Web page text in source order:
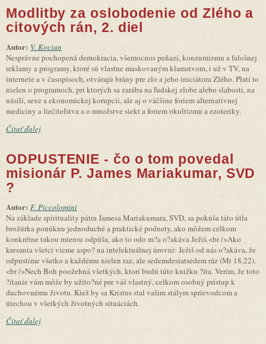
Modlitby za oslobodenie od Zlého a
citových rán, 2. diel
Autor: V. Kocian
Nesprávne pochopená demokracia, všemocnos peňazí, konzumizmu a falošnej
reklamy a programy, ktoré sú vlastne maskovaným klamstvom, i už v TV, na
internete a v časopisoch, otvárajú brány pre zlo a jeho iniciátora Zlého. Platí to
nielen o programoch, pri ktorých sa zarába na ľudskej zlobe alebo slabosti, na
násilí, sexe a ekonomickej korupcii, ale aj o väčšine foriem alternatívnej
medicíny a liečiteľstva a o množstve siekt a foriem okultizmu a ezoteriky.
Čítať ďalej
ODPUSTENIE - čo o tom povedal
misionár P. James Mariakumar, SVD
?
Autor: F. Piccolomini
Na základe spirituality pátra Jamesa Mariakumara, SVD, sa pokúša táto útla
brožúrka ponúknu jednoduché a praktické podnety, ako môžem celkom
konkrétne takou mierou odpúša, ako to odo m?a o?akáva Ježiš.<br />Ako
kresania všetci vieme aspo? na intelektuálnej úrovni: Ježiš od nás o?akáva, že
odpustíme všetko a každému nielen raz, ale sedemdesiatsedem ráz (Mt 18,22).
<br />Nech Boh poožehná všetkých, ktorí budú túto knižku ?íta. Verím, že toto
?ítanie vám môže by užito?né pre váš vlastný, celkom osobný prístup k
duchovnému životu. Kiež by sa Kristus stal vašim stálym sprievodcom a
útechou v všetkých životných situáciách.
Čítať ďalej